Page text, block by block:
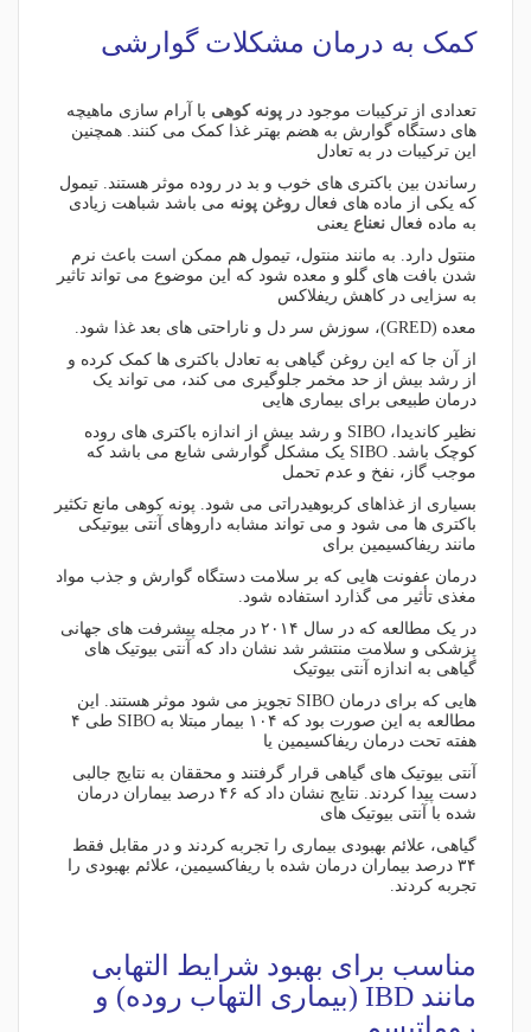
کمک به درمان مشکلات گوارشی
تعدادی از ترکیبات موجود در پونه کوهی با آرام سازی ماهیچه
های دستگاه گوارش به هضم بهتر غذا کمک می کنند. همچنین
این ترکیبات در به تعادل
رساندن بین باکتری های خوب و بد در روده موثر هستند. تیمول
که یکی از ماده های فعال روغن پونه می باشد شباهت زیادی
به ماده فعال نعناع یعنی
منتول دارد. به مانند منتول، تیمول هم ممکن است باعث نرم
شدن بافت های گلو و معده شود که این موضوع می تواند تاثیر
به سزایی در کاهش ریفلاکس
معده (GRED)، سوزش سر دل و ناراحتی های بعد غذا شود.
از آن جا که این روغن گیاهی به تعادل باکتری ها کمک کرده و
از رشد بیش از حد مخمر جلوگیری می کند، می تواند یک
درمان طبیعی برای بیماری هایی
نظیر کاندیدا، SIBO و رشد بیش از اندازه باکتری های روده
کوچک باشد. SIBO یک مشکل گوارشی شایع می باشد که
موجب گاز، نفخ و عدم تحمل
بسیاری از غذاهای کربوهیدراتی می شود. پونه کوهی مانع تکثیر
باکتری ها می شود و می تواند مشابه داروهای آنتی بیوتیکی
مانند ریفاکسیمین برای
درمان عفونت هایی که بر سلامت دستگاه گوارش و جذب مواد
مغذی تأثیر می گذارد استفاده شود.
در یک مطالعه که در سال ۲۰۱۴ در مجله پیشرفت های جهانی
پزشکی و سلامت منتشر شد نشان داد که آنتی بیوتیک های
گیاهی به اندازه آنتی بیوتیک
هایی که برای درمان SIBO تجویز می شود موثر هستند. این
مطالعه به این صورت بود که ۱۰۴ بیمار مبتلا به SIBO طی ۴
هفته تحت درمان ریفاکسیمین یا
آنتی بیوتیک های گیاهی قرار گرفتند و محققان به نتایج جالبی
دست پیدا کردند. نتایج نشان داد که ۴۶ درصد بیماران درمان
شده با آنتی بیوتیک های
گیاهی، علائم بهبودی بیماری را تجربه کردند و در مقابل فقط
۳۴ درصد بیماران درمان شده با ریفاکسیمین، علائم بهبودی را
تجربه کردند.
مناسب برای بهبود شرایط التهابی
مانند IBD (بیماری التهاب روده) و